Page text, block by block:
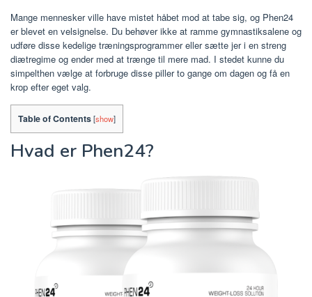
Mange mennesker ville have mistet håbet mod at tabe sig, og Phen24
er blevet en velsignelse. Du behøver ikke at ramme gymnastiksalene og
udføre disse kedelige træningsprogrammer eller sætte jer i en streng
diætregime og ender med at trænge til mere mad. I stedet kunne du
simpelthen vælge at forbruge disse piller to gange om dagen og få en
krop efter eget valg.
Table of Contents[show]
Hvad er Phen24?